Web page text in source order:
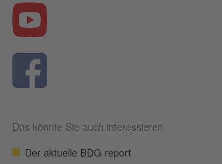
Das könnte Sie auch interessieren
Der aktuelle BDG report